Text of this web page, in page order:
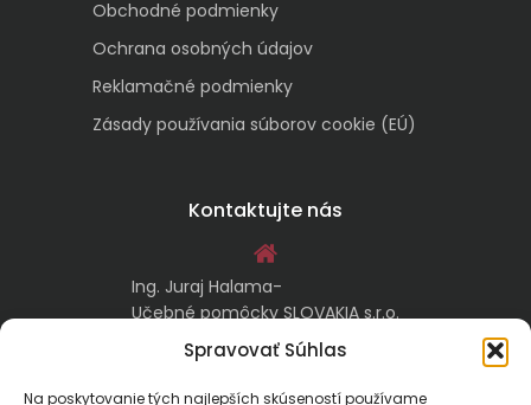
Spravovať Súhlas
Na poskytovanie tých najlepších skúseností používame
Obchodné podmienky
Ochrana osobných údajov
Reklamačné podmienky
Zásady používania súborov cookie (EÚ)
Kontaktujte nás
Ing. Juraj Halama-
Učebné pomôcky SLOVAKIA s.r.o.
Malachovská 17/A
974 05 Banská Bystrica